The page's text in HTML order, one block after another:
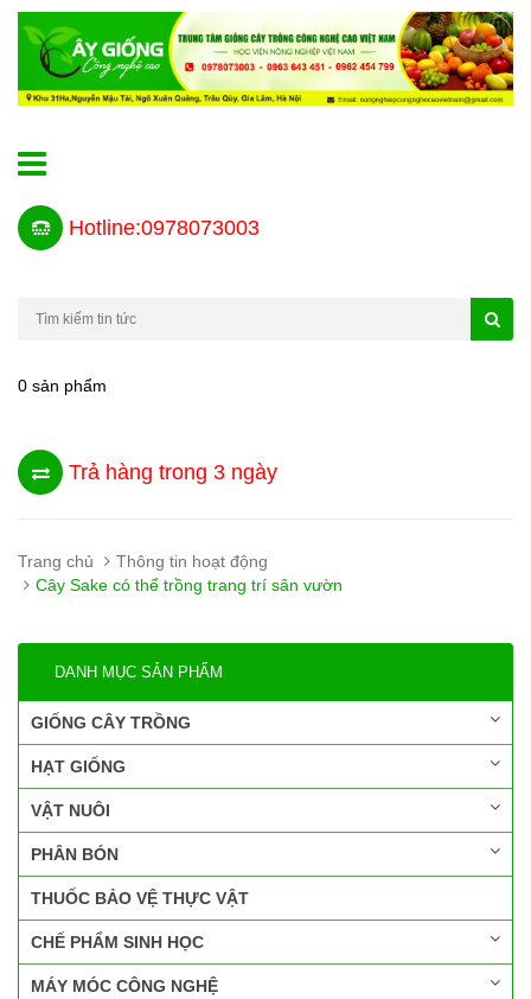
Hotline:0978073003
0 sản phẩm
Trả hàng trong 3 ngày
Trang chủ
Thông tin hoạt động
Cây Sake có thể trồng trang trí sân vườn
DANH MỤC SẢN PHẨM
GIỐNG CÂY TRỒNG
HẠT GIỐNG
VẬT NUÔI
PHÂN BÓN
THUỐC BẢO VỆ THỰC VẬT
CHẾ PHẨM SINH HỌC
MÁY MÓC CÔNG NGHỆ